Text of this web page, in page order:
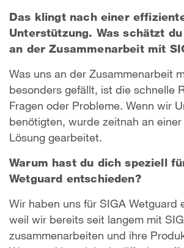
Das klingt nach einer
Unterstützung. Was schätzt
an der Zusammenarbeit mit
Was uns an der Zusammenarbeit
besonders gefällt, ist die schnelle
Fragen oder Probleme. Wenn wir
benötigten, wurde zeitnah an
Lösung gearbeitet.
Warum hast du dich speziell
Wetguard entschieden?
Wir haben uns für SIGA Wetguard
weil wir bereits seit langem mit
zusammenarbeiten und ihre